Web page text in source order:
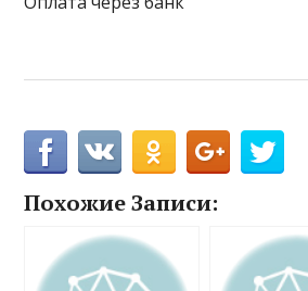
Похожие Записи: